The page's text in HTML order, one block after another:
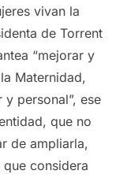
vivan la
de Torrent
“mejorar y
Maternidad,
personal”, ese
que no
de ampliarla,
considera